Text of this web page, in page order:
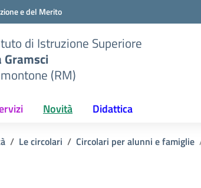
e del Merito
di Istruzione Superiore
Gramsci
(RM)
Novità Didattica
Le circolari Circolari per alunni e famiglie